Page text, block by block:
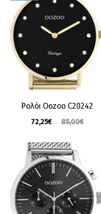
Ρολόι Oozoo C20242
85,00€
72,25€